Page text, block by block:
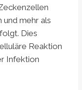
und mehr als
Dies
Reaktion
Infektion